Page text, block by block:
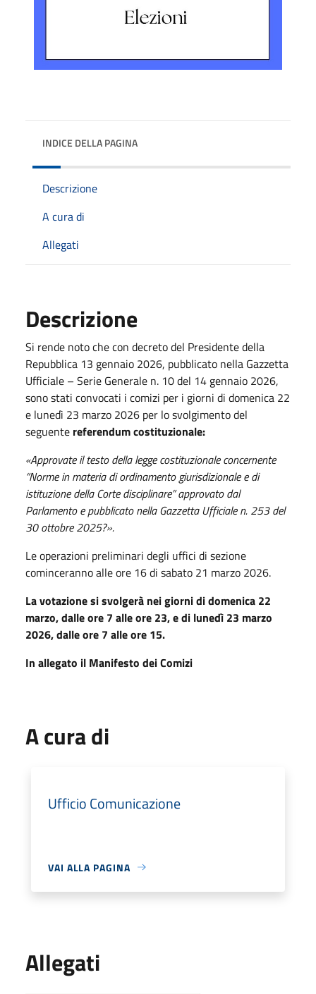
INDICE DELLA PAGINA
Descrizione
A cura di
Allegati
Descrizione
Si rende noto che con decreto del Presidente della
Repubblica 13 gennaio 2026, pubblicato nella Gazzetta
Ufficiale – Serie Generale n. 10 del 14 gennaio 2026,
sono stati convocati i comizi per i giorni di domenica 22
e lunedì 23 marzo 2026 per lo svolgimento del
seguente referendum costituzionale:
«Approvate il testo della legge costituzionale concernente
“Norme in materia di ordinamento giurisdizionale e di
istituzione della Corte disciplinare” approvato dal
Parlamento e pubblicato nella Gazzetta Ufficiale n. 253 del
30 ottobre 2025?».
Le operazioni preliminari degli uffici di sezione
cominceranno alle ore 16 di sabato 21 marzo 2026.
La votazione si svolgerà nei giorni di domenica 22
marzo, dalle ore 7 alle ore 23, e di lunedì 23 marzo
2026, dalle ore 7 alle ore 15.
In allegato il Manifesto dei Comizi
A cura di
Ufficio Comunicazione
VAI ALLA PAGINA
Allegati